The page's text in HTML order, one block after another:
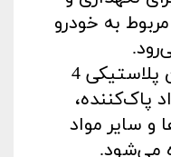
به خودرو
.
گالن پلاستیکی 4
پاک‌کننده،
و سایر مواد
می‌شود.